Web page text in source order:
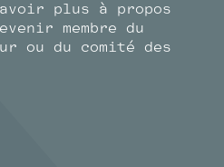
plus à propos
membre du
ou du comité des